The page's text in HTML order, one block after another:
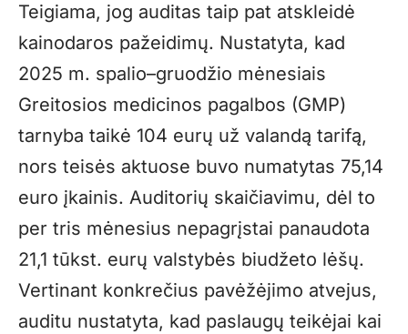
Teigiama, jog auditas taip pat atskleidė
kainodaros pažeidimų. Nustatyta, kad
2025 m. spalio–gruodžio mėnesiais
Greitosios medicinos pagalbos (GMP)
tarnyba taikė 104 eurų už valandą tarifą,
nors teisės aktuose buvo numatytas 75,14
euro įkainis. Auditorių skaičiavimu, dėl to
per tris mėnesius nepagrįstai panaudota
21,1 tūkst. eurų valstybės biudžeto lėšų.
Vertinant konkrečius pavėžėjimo atvejus,
auditu nustatyta, kad paslaugų teikėjai kai